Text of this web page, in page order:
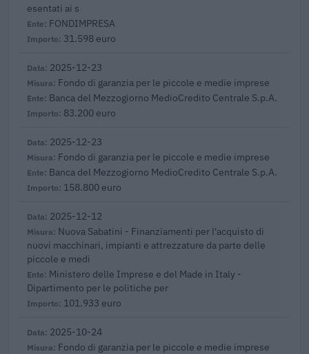
esentati ai s
FONDIMPRESA
31.598 euro
2025-12-23
Fondo di garanzia per le piccole e medie imprese
Banca del Mezzogiorno MedioCredito Centrale S.p.A.
83.200 euro
2025-12-23
Fondo di garanzia per le piccole e medie imprese
Banca del Mezzogiorno MedioCredito Centrale S.p.A.
158.800 euro
2025-12-12
Nuova Sabatini - Finanziamenti per l'acquisto di
nuovi macchinari, impianti e attrezzature da parte delle
piccole e medi
Ministero delle Imprese e del Made in Italy -
Dipartimento per le politiche per
101.933 euro
2025-10-24
Fondo di garanzia per le piccole e medie imprese